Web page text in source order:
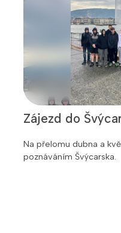
Zájezd do
Na přelomu dubna a
poznáváním Švýcarska.